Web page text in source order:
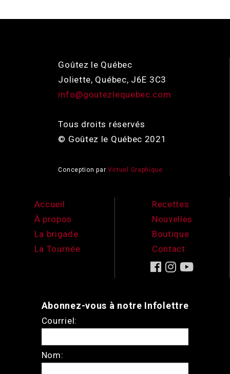
Goûtez le Québec
Joliette, Québec, J6E 3C3
info@goutezlequebec.com
Tous droits réservés
© Goûtez le Québec 2021
Conception par Virtuel Graphique
Accueil
À propos
La brigade
La Tournée
Recettes
Nouvelles
Boutique
Contact
Abonnez-vous à notre Infolettre
Courriel:
Nom: